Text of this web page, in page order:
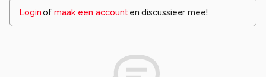
Loginof maak een account en discussieer mee!